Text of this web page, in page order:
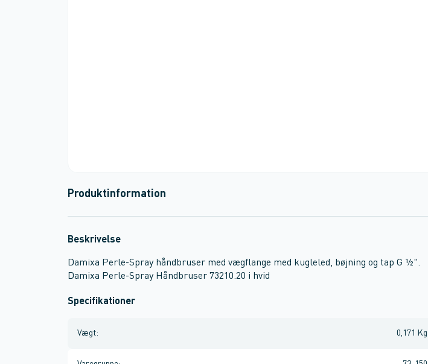
Produktinformation
Beskrivelse
Damixa Perle-Spray håndbruser med vægflange med kugleled, bøjning og tap G ½".
Damixa Perle-Spray Håndbruser 73210.20 i hvid
Specifikationer
Vægt: 0,171 Kg